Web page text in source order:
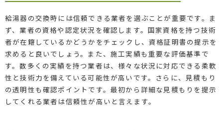
給湯器の交換時には信頼できる業者を選ぶことが重要です。ま
ず、業者の資格や認定状況を確認します。国家資格を持つ技術
者が在籍しているかどうかをチェックし、資格証明書の提示を
求めると良いでしょう。また、施工実績も重要な評価基準で
す。数多くの実績を持つ業者は、様々な状況に対応できる柔軟
性と技術力を備えている可能性が高いです。さらに、見積もり
の透明性も確認ポイントです。最初から詳細な見積もりを提示
してくれる業者は信頼性が高いと言えます。